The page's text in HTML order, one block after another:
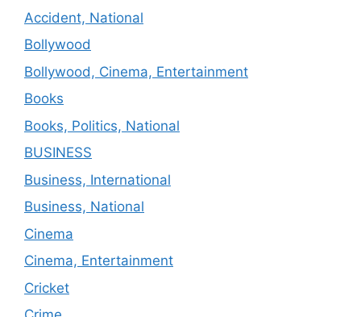
Accident, National
Bollywood
Bollywood, Cinema, Entertainment
Books
Books, Politics, National
BUSINESS
Business, International
Business, National
Cinema
Cinema, Entertainment
Cricket